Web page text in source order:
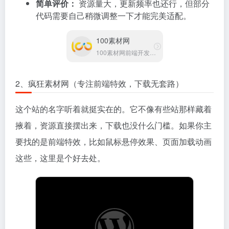
简单评价： 资源量大，更新频率也还行，但部分
代码需要自己稍微调整一下才能完美适配。
100素材网
100素材网前端开发资源站
2、疯狂素材网（专注前端特效，下载无套路）
这个站的名字听着就挺实在的。它不像有些站那样藏着
掖着，资源直接摆出来，下载也没什么门槛。如果你主
要找的是前端特效，比如鼠标悬停效果、页面加载动画
这些，这里是个好去处。